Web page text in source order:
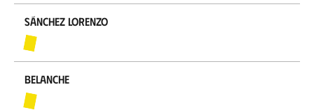
Sánchez Lorenzo
Belanche